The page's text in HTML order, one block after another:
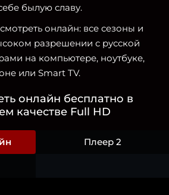
былую славу.
онлайн: все сезоны и
разрешении с русской
на компьютере, ноутбуке,
или Smart TV.
онлайн бесплатно в
качестве Full HD
Плеер 2